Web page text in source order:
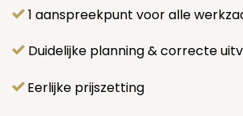
1 aanspreekpunt voor alle
Duidelijke planning & correcte
Eerlijke prijszetting